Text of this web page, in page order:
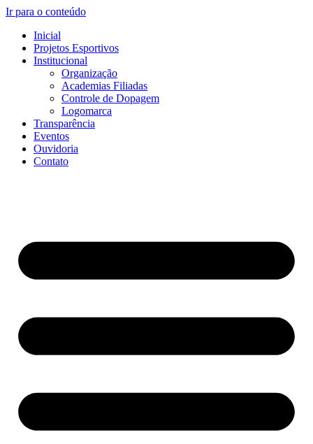
Ir para o conteúdo
Inicial
Projetos Esportivos
Institucional
Organização
Academias Filiadas
Controle de Dopagem
Logomarca
Transparência
Eventos
Ouvidoria
Contato